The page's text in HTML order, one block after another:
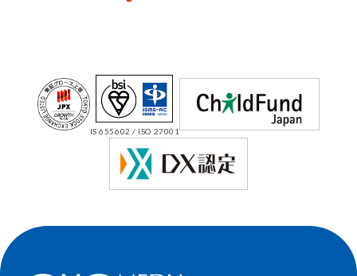
IS 655602 / ISO 27001